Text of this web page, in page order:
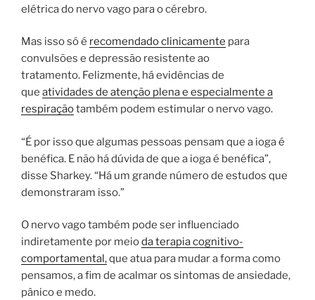
elétrica do nervo vago para o cérebro.
Mas isso só é recomendado clinicamente para
convulsões e depressão resistente ao
tratamento. Felizmente, há evidências de
que atividades de atenção plena e especialmente a
respiraçãotambém podem estimular o nervo vago.
“É por isso que algumas pessoas pensam que a ioga é
benéfica. E não há dúvida de que a ioga é benéfica”,
disse Sharkey. “Há um grande número de estudos que
demonstraram isso.”
O nervo vago também pode ser influenciado
indiretamente por meioda terapia cognitivo-
comportamental,que atua para mudar a forma como
pensamos, a fim de acalmar os sintomas de ansiedade,
pânico e medo.